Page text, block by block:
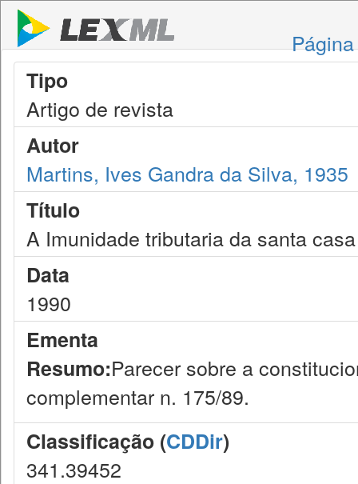
Tipo
Artigo de revista
Autor
Martins, Ives Gandra da Silva, 1935
Título
A Imunidade tributaria da santa
Data
1990
Ementa
Resumo:Parecer sobre a
complementar n. 175/89.
Classificação (CDDir)
341.39452